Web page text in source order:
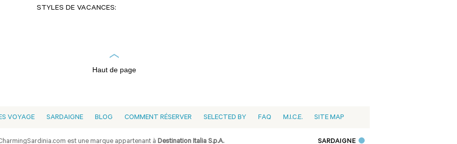
STYLES DE VACANCES:
Haut de page
VOYAGE SARDAIGNE BLOG COMMENT RÉSERVER SELECTED BY FAQ M.I.C.E. SITE MAP
est une marque appartenant àDestination Italia S.p.A. SARDAIGNE